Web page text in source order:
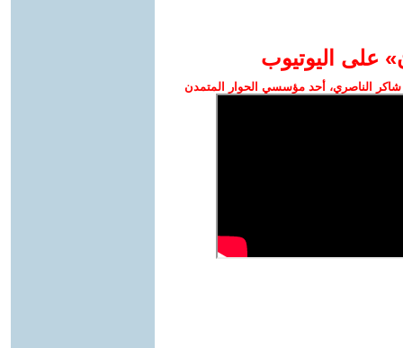
على اليوتيوب
الناصري، أحد مؤسسي الحوار المتمدن